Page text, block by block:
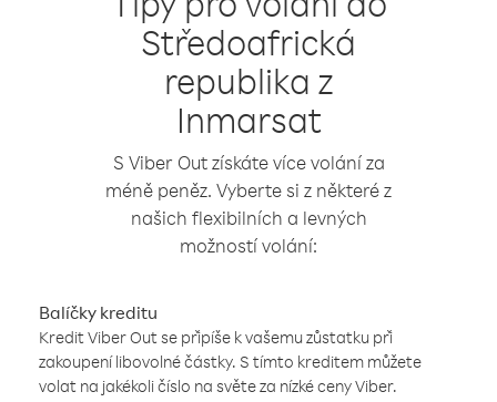
Středoafrická
republika z
Inmarsat
S Viber Out získáte více volání za
méně peněz. Vyberte si z některé z
našich flexibilních a levných
možností volání:
Balíčky kreditu
Kredit Viber Out se připíše k vašemu zůstatku při
zakoupení libovolné částky. S tímto kreditem můžete
volat na jakékoli číslo na světe za nízké ceny Viber.